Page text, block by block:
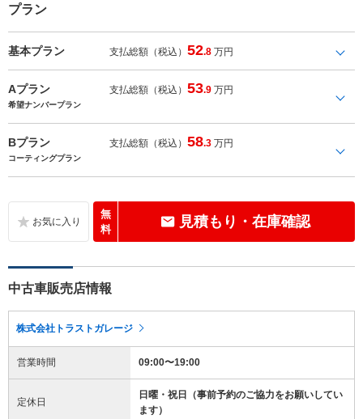
プラン
基本プラン 支払総額（税込）52.8 万円
Aプラン 支払総額（税込）53.9 万円
希望ナンバープラン
Bプラン 支払総額（税込）58.3 万円
コーティングプラン
無
料
見積もり・在庫確認
中古車販売店情報
株式会社トラストガレージ
営業時間 09:00〜19:00
定休日
日曜・祝日（事前予約のご協力をお願いしてい
ます）